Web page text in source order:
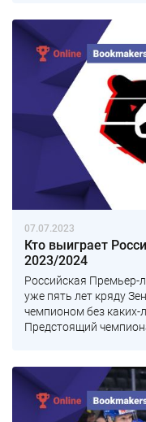
07.07.2023
Кто выиграет
2023/2024
Российская Премьер-
уже пять лет кряду
чемпионом без каких-
Предстоящий